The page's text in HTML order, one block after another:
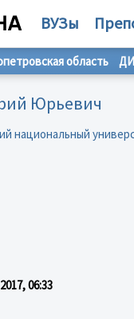
ВУЗы
область
Юрьевич
национальный
06:33